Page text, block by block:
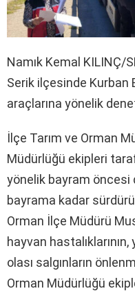
Namık Kemal KILINÇ/
Serik ilçesinde Kurban
araçlarına yönelik
İlçe Tarım ve Orman
Müdürlüğü ekipleri
yönelik bayram öncesi
bayrama kadar
Orman İlçe Müdürü
hayvan
olası salgınların
Orman Müdürlüğü